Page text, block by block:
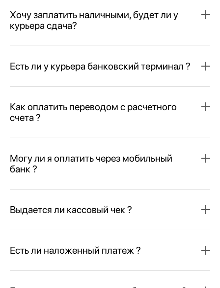
Хочу заплатить наличными, будет ли у
курьера сдача?
Есть ли у курьера банковский терминал ?
Как оплатить переводом с расчетного
счета ?
Могу ли я оплатить через мобильный
банк ?
Выдается ли кассовый чек ?
Есть ли наложенный платеж ?